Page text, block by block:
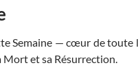
Semaine — cœur de
Mort et sa Résurrection.